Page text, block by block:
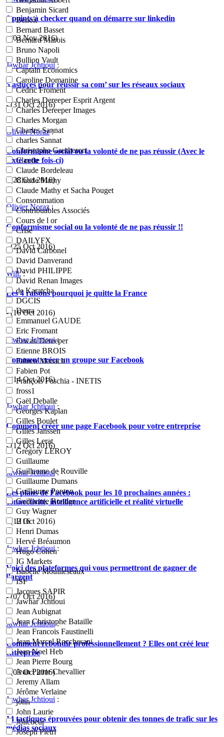
Benjamin Sicard
Benoît
Bernard Basset
Bernard Marois
Bruno Napoli
Bullion Vault
Captain Economics
Caroline Domanine
Cédric Froment
Charles Dereeper Esprit Argent
Charles Dereeper Images
Charles Morgan
Charles Sannat
charles Sannat
Christophe Gautheron
Claude
Claude Bordeleau
Claude Mathy
Claude Mathy et Sacha Pouget
Consommation
Contribuables Associés
Cours de l or
Crise
DAILYFX
David Carbonel
David Danverand
David PHILIPPE
David Renan Images
de Karatcha
DGCIS
Dorra
Emmanuel GAUDE
Eric Fromant
Erwan Dereeper
Etienne BROIS
Fabien Manach
Fabien Pot
François Foschia - INETIS
fross1
Gaël Deballe
Georges Kaplan
Gilles Boulet
Gilles Janssen
Gilles Lerat
Grégory LEROY
Guillaume
Guillaume de Rouville
Guillaume Dumans
Guillaume Ponton
Guillaume Rondan
Guy Wagner
H16
Henri Dumas
Hervé Bréaumon
Hugo Cohen
IG Markets
Isabelle Mouilleseaux
ISF
Jacques SAPIR
Jawhar Jchtioui
Jean Aubignat
Jean Christophe Bataille
Jean Francois Faustinelli
Jean Marcel Rocchesani
Jean Noel Heb
Jean Pierre Bourg
Jean Pierre Chevallier
Jeremy Allam
Jérôme Verlaine
john
John Laurie
Jolicoeur
Joseph Pietri
6 points à checker quand on démarre sur linkedin
- (03 Nov 2016)
Jawhar Jchtioui:
5 astuces pour réussir sa com’ sur les réseaux sociaux
- (31 Oct 2016)
Olivier Noraz:
Conformisme social ou la volonté de ne pas réussir (Avec le
texte cette fois-ci)
- (28 Oct 2016)
Olivier Noraz :
Conformisme social ou la volonté de ne pas réussir !!
- (25 Oct 2016)
Will.:
Les 4 raisons pourquoi je quitte la France
- (16 Oct 2016)
Jawhar Jchtioui:
Comment créer un groupe sur Facebook
- (14 Oct 2016)
Jawhar Jchtioui:
Comment créer une page Facebook pour votre entreprise
- (12 Oct 2016)
Jawhar Jchtioui:
Les plans de Facebook pour les 10 prochaines années :
connectivité, intelligence artificielle et réalité virtuelle
- (12 Oct 2016)
Jawhar Jchtioui:
Voici des plateformes qui vous permettront de gagner de
l’argent
- (07 Oct 2016)
Jawhar Jchtioui:
Comment rebondir professionnellement ? Elles ont créé leur
entreprise
- (03 Oct 2016)
Jawhar Jchtioui :
14 tactiques éprouvées pour obtenir des tonnes de trafic sur les
médias sociaux